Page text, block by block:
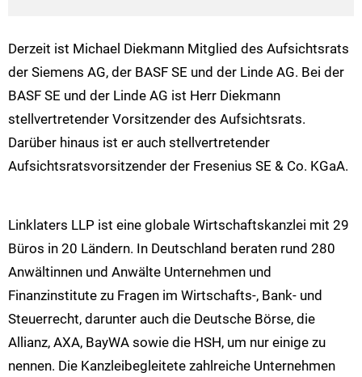
Derzeit ist Michael Diekmann Mitglied des Aufsichtsrats
der Siemens AG, der BASF SE und der Linde AG. Bei der
BASF SE und der Linde AG ist Herr Diekmann
stellvertretender Vorsitzender des Aufsichtsrats.
Darüber hinaus ist er auch stellvertretender
Aufsichtsratsvorsitzender der Fresenius SE & Co. KGaA.
Linklaters LLP ist eine globale Wirtschaftskanzlei mit 29
Büros in 20 Ländern. In Deutschland beraten rund 280
Anwältinnen und Anwälte Unternehmen und
Finanzinstitute zu Fragen im Wirtschafts-, Bank- und
Steuerrecht, darunter auch die Deutsche Börse, die
Allianz, AXA, BayWA sowie die HSH, um nur einige zu
nennen. Die Kanzleibegleitete zahlreiche Unternehmen